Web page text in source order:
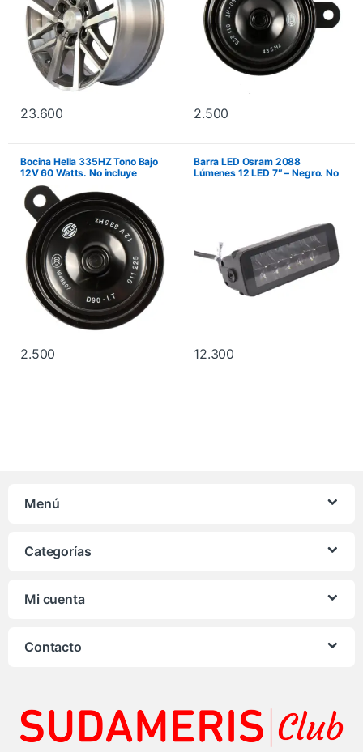
23.600 2.500
Bocina Hella 335HZ Tono Bajo
12V 60 Watts. No incluye
instalación.
2.500
Barra LED Osram 2088
Lúmenes 12 LED 7″ – Negro. No
12.300
Menú
Categorías
Mi cuenta
Contacto